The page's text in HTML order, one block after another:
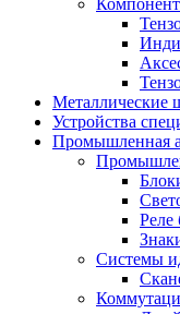
Металлические
Устройства
Промышленная
Реле
Системы